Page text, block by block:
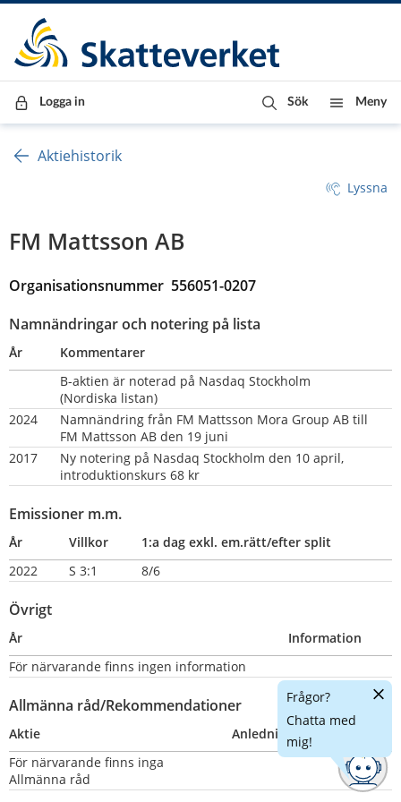
Till innehåll
Till navigationen
Till chattrobot
Logga in Sök Meny
Aktiehistorik
Lyssna
FM Mattsson AB
Organisationsnummer  556051-0207
Namnändringar och notering på lista
År
Kommentarer
B-aktien är noterad på Nasdaq Stockholm
(Nordiska listan)
2024
Namnändring från FM Mattsson Mora Group AB till
FM Mattsson AB den 19 juni
2017
Ny notering på Nasdaq Stockholm den 10 april,
introduktionskurs 68 kr
Emissioner m.m.
År Villkor
1:a dag exkl. em.rätt/efter split
2022
S 3:1 8/6
Övrigt
År
Information
För närvarande finns ingen information
Allmänna råd/Rekommendationer
Aktie Anledning
För närvarande finns inga
Allmänna råd
Frågor?
Chatta med
mig!
Dölj